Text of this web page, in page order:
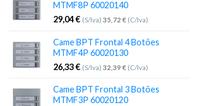
MTMF8P 60020140
29,04€ (S/Iva) 35,72 € (C/Iva)
Came BPT Frontal 4 Botões
MTMF4P 60020130
26,33€ (S/Iva) 32,39 € (C/Iva)
Came BPT Frontal 3 Botões
MTMF3P 60020120